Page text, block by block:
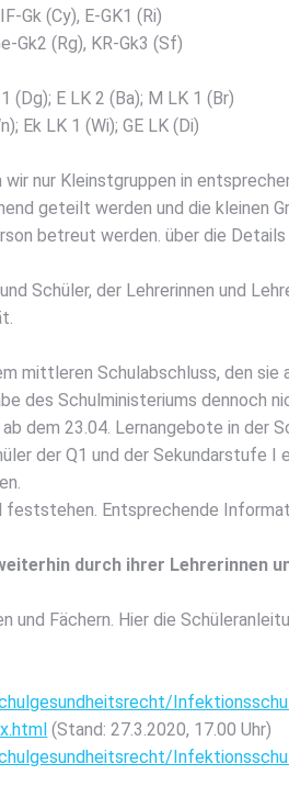
Gk (Cy), E‑GK1 (Ri)
Gk2 (Rg), KR-Gk3 (Sf)
(Dg); E LK 2 (Ba); M LK 1 (Br)
Ek LK 1 (Wi); GE LK (Di)
nur Kleinst­grup­pen in
geteilt wer­den und die klei­nen
betreut wer­den. über die
Schü­ler, der Leh­re­rin­nen und
mitt­le­ren Schul­ab­schluss, den sie
des Schul­mi­nis­te­ri­ums den­noch
dem 23.04. Lern­an­ge­bo­te in der
der Q1 und der Sekun­dar­stu­fe I
fest­ste­hen. Ent­spre­chen­de
durch ihrer Leh­re­rin­nen
und Fächern. Hier die
(Stand: 27.3.2020, 17.00 Uhr)